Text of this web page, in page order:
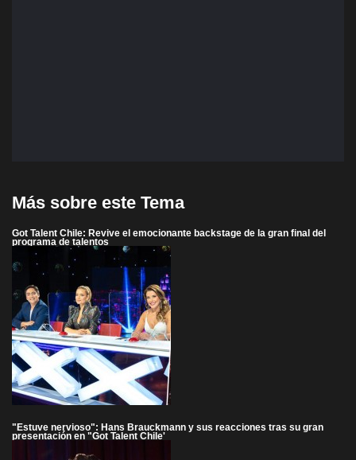
Más sobre este Tema
Got Talent Chile: Revive el emocionante backstage de la gran final del
programa de talentos
"Estuve nervioso": Hans Brauckmann y sus reacciones tras su gran
presentación en "Got Talent Chile'